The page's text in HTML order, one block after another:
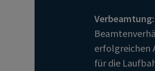
Verbeamtung:
erfolgreichen
für die